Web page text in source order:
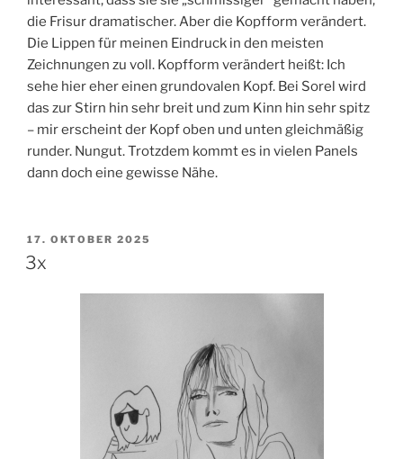
die Frisur dramatischer. Aber die Kopfform verändert.
Die Lippen für meinen Eindruck in den meisten
Zeichnungen zu voll. Kopfform verändert heißt: Ich
sehe hier eher einen grundovalen Kopf. Bei Sorel wird
das zur Stirn hin sehr breit und zum Kinn hin sehr spitz
– mir erscheint der Kopf oben und unten gleichmäßig
runder. Nungut. Trotzdem kommt es in vielen Panels
dann doch eine gewisse Nähe.
VERÖFFENTLICHT
AM
17. OKTOBER 2025
3x